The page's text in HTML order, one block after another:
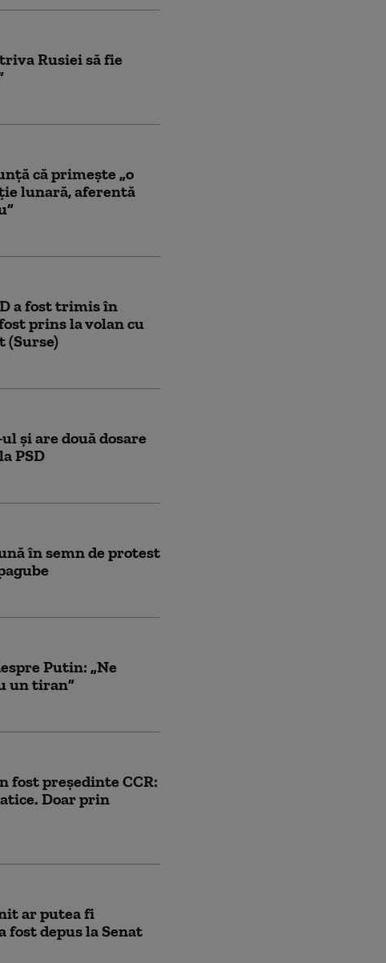
Rusiei să fie
că primește „o
lunară, aferentă
a fost trimis în
prins la volan cu
(Surse)
și are două dosare
PSD
în semn de protest
Putin: „Ne
un tiran”
fost președinte CCR:
Doar prin
ar putea fi
fost depus la Senat